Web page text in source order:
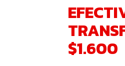
$1.600